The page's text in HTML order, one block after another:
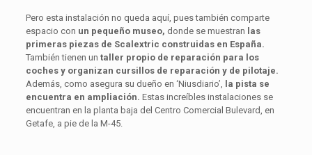
Pero esta instalación no queda aquí, pues también comparte
espacio con un pequeño museo, donde se muestran las
primeras piezas de Scalextric construidas en España.
También tienen un taller propio de reparación para los
coches y organizan cursillos de reparación y de pilotaje.
Además, como asegura su dueño en ‘Niusdiario’, la pista se
encuentra en ampliación. Estas increíbles instalaciones se
encuentran en la planta baja del Centro Comercial Bulevard, en
Getafe, a pie de la M-45.